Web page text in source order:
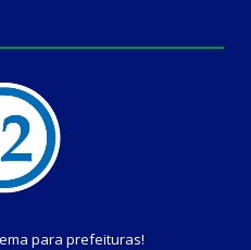
para prefeituras!